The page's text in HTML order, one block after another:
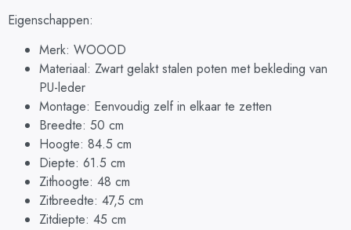
Eigenschappen:
Merk: WOOOD
Materiaal: Zwart gelakt stalen poten met bekleding van
PU-leder
Montage: Eenvoudig zelf in elkaar te zetten
Breedte: 50 cm
Hoogte: 84.5 cm
Diepte: 61.5 cm
Zithoogte: 48 cm
Zitbreedte: 47,5 cm
Zitdiepte: 45 cm